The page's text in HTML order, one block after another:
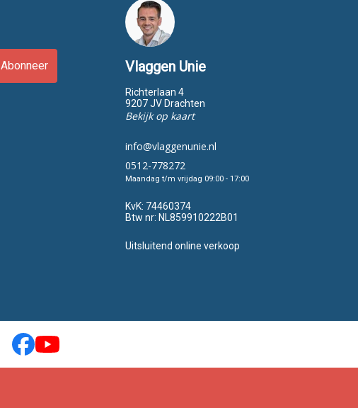
Abonneer Vlaggen Unie
Richterlaan 4
9207 JV Drachten
Bekijk op kaart
info@vlaggenunie.nl
0512-778272
Maandag t/m vrijdag 09:00 - 17:00
KvK: 74460374
Btw nr: NL859910222B01
Uitsluitend online verkoop